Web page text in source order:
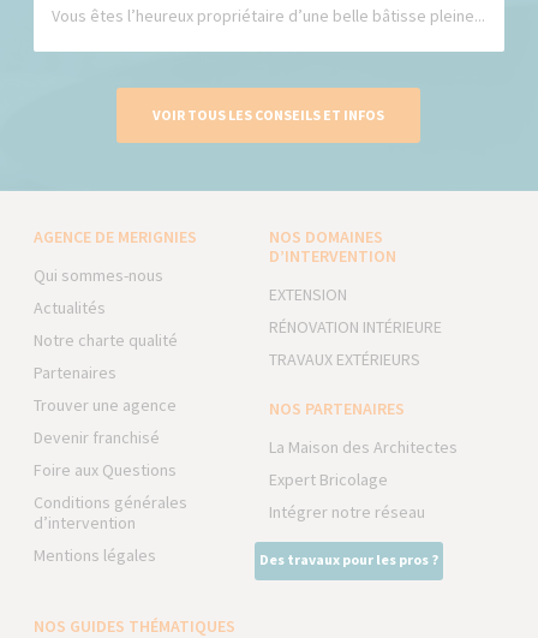
Vous êtes l’heureux propriétaire d’une belle bâtisse pleine...
VOIR TOUS LES CONSEILS ET INFOS
AGENCE DE MERIGNIES
Qui sommes-nous
Actualités
Notre charte qualité
Partenaires
Trouver une agence
Devenir franchisé
Foire aux Questions
Conditions générales
d’intervention
Mentions légales
NOS DOMAINES
D’INTERVENTION
EXTENSION
RÉNOVATION INTÉRIEURE
TRAVAUX EXTÉRIEURS
NOS PARTENAIRES
La Maison des Architectes
Expert Bricolage
Intégrer notre réseau
Des travaux pour les pros ?
NOS GUIDES THÉMATIQUES